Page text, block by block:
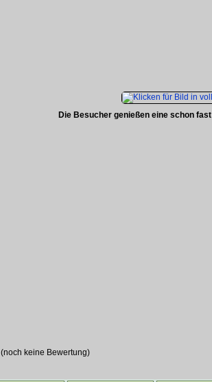
Die Besucher genießen eine schon
(noch keine Bewertung)